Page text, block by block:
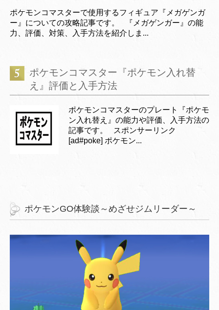
ポケモンコマスターで使用するフィギュア『メガゲンガ
ー』についての攻略記事です。 『メガゲンガー』の能
力、評価、対策、入手方法を紹介しま...
ポケモンコマスター『ポケモン入れ替
え』評価と入手方法
ポケモンコマスターのプレート『ポケモ
ン入れ替え』の能力や評価、入手方法の
記事です。 スポンサーリンク
[ad#poke] ポケモン...
ポケモンGO体験談～めざせジムリーダー～